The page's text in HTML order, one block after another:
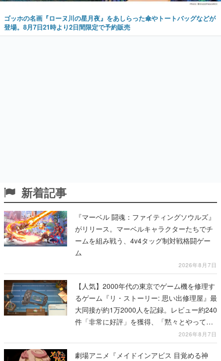
ゴッホの名画『ローヌ川の星月夜』をあしらった傘やトートバッグなどが
登場。8月7日21時より2日間限定で予約販売
新着記事
『マーベル 闘魂：ファイティングソウルズ』
がリリース。マーベルキャラクターたちでチ
ームを組み戦う、4v4タッグ制対戦格闘ゲー
ム
2026年8月7日
【人気】2000年代の東京でゲーム機を修理す
るゲーム『リ・ストーリー: 思い出修理屋』最
大同接が約1万2000人を記録。レビュー約240
件「非常に好評」を獲得、「黙々とやってし
2026年8月7日
劇場アニメ『メイドインアビス 目覚める神